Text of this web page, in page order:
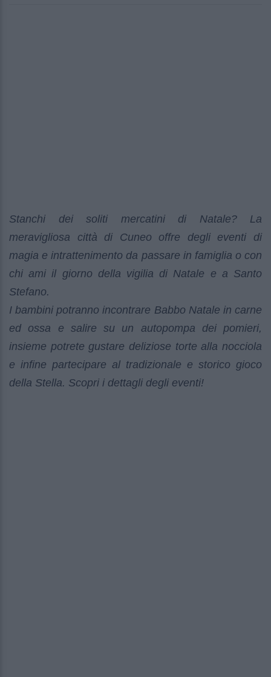
Stanchi dei soliti mercatini di Natale? La
meravigliosa città di Cuneo offre degli eventi di
magia e intrattenimento da passare in famiglia o con
chi ami il giorno della vigilia di Natale e a Santo
Stefano.
I bambini potranno incontrare Babbo Natale in carne
ed ossa e salire su un autopompa dei pomieri,
insieme potrete gustare deliziose torte alla nocciola
e infine partecipare al tradizionale e storico gioco
della Stella. Scopri i dettagli degli eventi!